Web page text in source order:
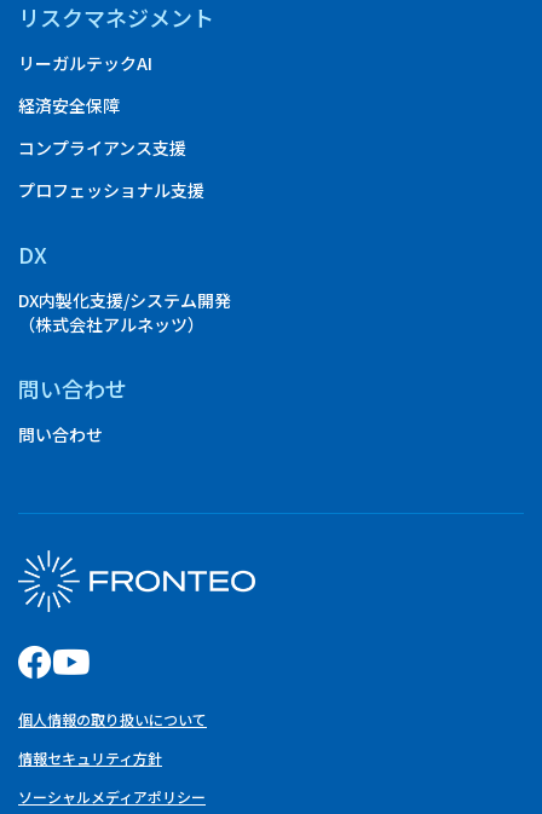
リスクマネジメント
リーガルテックAI
経済安全保障
コンプライアンス支援
プロフェッショナル支援
DX
DX内製化支援/システム開発
（株式会社アルネッツ）
問い合わせ
問い合わせ
個人情報の取り扱いについて
情報セキュリティ方針
ソーシャルメディアポリシー